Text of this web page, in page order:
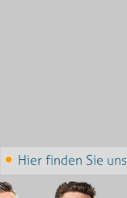
Hier finden Sie